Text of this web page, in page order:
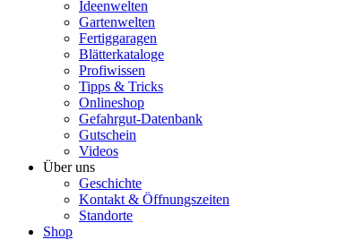
Ideenwelten
Gartenwelten
Fertiggaragen
Blätterkataloge
Profiwissen
Tipps & Tricks
Onlineshop
Gefahrgut-Datenbank
Gutschein
Videos
Über uns
Geschichte
Kontakt & Öffnungszeiten
Standorte
Shop